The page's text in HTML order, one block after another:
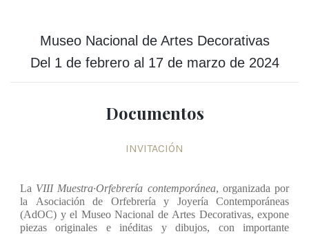
Museo Nacional de Artes Decorativas
Del 1 de febrero al 17 de marzo de 2024
Documentos
INVITACIÓN
La VIII Muestra·Orfebrería contemporánea, organizada por
la Asociación de Orfebrería y Joyería Contemporáneas
(AdOC) y el Museo Nacional de Artes Decorativas, expone
piezas originales e inéditas y dibujos, con importante